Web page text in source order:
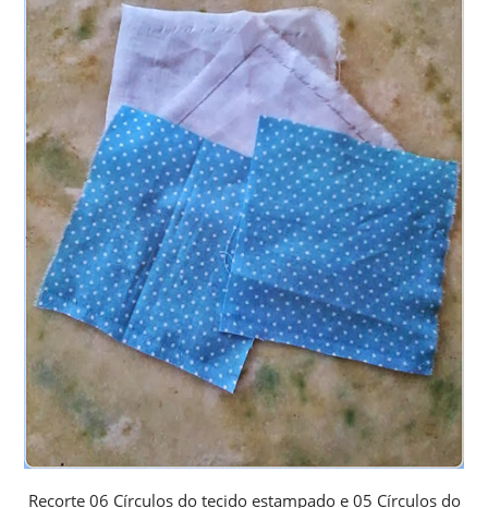
Recorte 06 Círculos do tecido estampado e 05 Círculos do